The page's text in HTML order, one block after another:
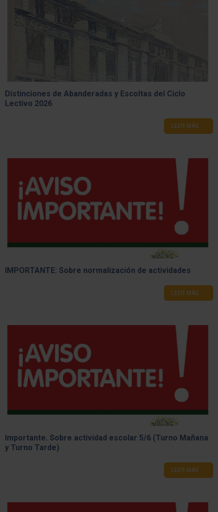
Distinciones de Abanderadas y Escoltas del Ciclo
Lectivo 2026
LEER MÁS
IMPORTANTE: Sobre normalización de actividades
LEER MÁS
Importante. Sobre actividad escolar 5/6 (Turno Mañana
y Turno Tarde)
LEER MÁS